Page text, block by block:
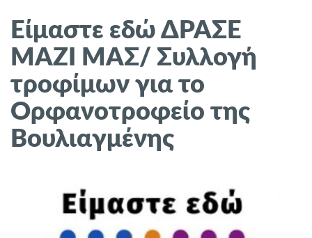
Είμαστε εδώ ΔΡΑΣΕ
ΜΑΖΙ ΜΑΣ/ Συλλογή
τροφίμων για το
Ορφανοτροφείο της
Βουλιαγμένης